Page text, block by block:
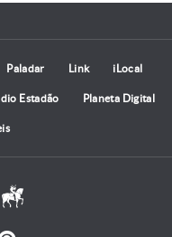
Paladar Link iLocal
Estadão Planeta Digital